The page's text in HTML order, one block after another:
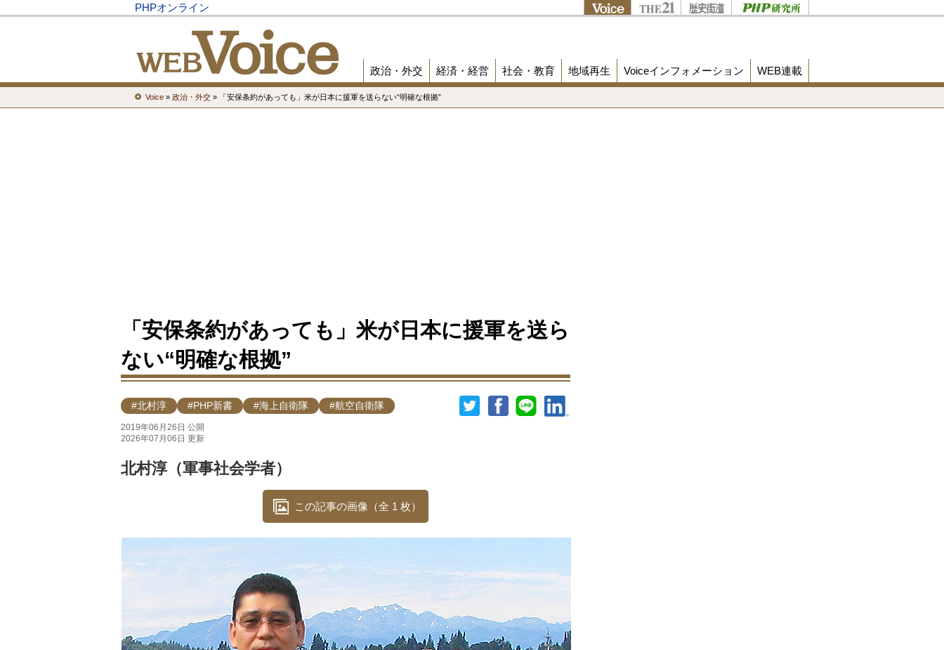
PHPオンライン
政治・外交 経済・経営 社会・教育 地域再生 Voiceインフォメーション WEB連載
Voice » 政治・外交 » 「安保条約があっても」米が日本に援軍を送らない“明確な根拠”
「安保条約があっても」米が日本に援軍を送ら
ない“明確な根拠”
#北村淳 #PHP新書 #海上自衛隊 #航空自衛隊
2019年06月26日 公開
2026年07月06日 更新
北村淳（軍事社会学者）
この記事の画像（全 1 枚）